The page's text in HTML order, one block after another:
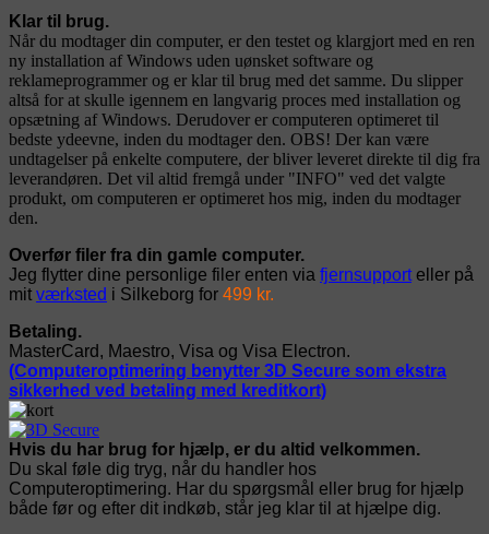
Klar til brug.
Når du modtager din computer, er den testet og klargjort med en ren
ny installation af Windows uden uønsket software og
reklameprogrammer og er klar til brug med det samme. Du slipper
altså for at skulle igennem en langvarig proces med installation og
opsætning af Windows. Derudover er computeren optimeret til
bedste ydeevne, inden du modtager den. OBS! Der kan være
undtagelser på enkelte computere, der bliver leveret direkte til dig fra
leverandøren. Det vil altid fremgå under "INFO" ved det valgte
produkt, om computeren er optimeret hos mig, inden du modtager
den.
Overfør filer fra din gamle computer.
Jeg flytter dine personlige filer enten via fjernsupporteller på
mit værksted i Silkeborg for 499 kr.
Betaling.
MasterCard, Maestro, Visa og Visa Electron.
(Computeroptimering benytter 3D Secure som ekstra
sikkerhed ved betaling med kreditkort)
Hvis du har brug for hjælp, er du altid velkommen.
Du skal føle dig tryg, når du handler hos
Computeroptimering. Har du spørgsmål eller brug for hjælp
både før og efter dit indkøb, står jeg klar til at hjælpe dig.